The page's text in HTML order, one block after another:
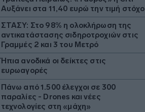
Αυξάνει στα 11,40 ευρώ την τιμή στόχο
ΣΤΑΣΥ: Στο 98% η ολοκλήρωση της
αντικατάστασης σιδηροτροχιών στις
Γραμμές 2 και 3 του Μετρό
Ήπια ανοδικά οι δείκτες στις
ευρωαγορές
Πάνω από 1.500 έλεγχοι σε 300
παραλίες - Drones και νέες
τεχνολογίες στη «μάχη»